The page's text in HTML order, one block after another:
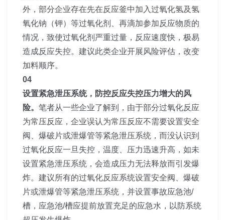
外，部分企业存在先在反应釜中加入过氧化氢及氢
氧化钠（钾）等过氧化剂、再滴加参加反应物质的
情况，致使过氧化剂严重过量，反应速度快，极易
造成反应失控。建议此类企业开展风险评估，改变
加料顺序。
04
设置紧急泄压系统，防控反应失控压力增大的风
险。 笔者从一些企业了解到，由于部分过氧化反应
为常压反应，企业误认为常压反应不需要设置安全
阀、爆破片或泄爆管等紧急泄压系统，而没认识到
过氧化反应一旦失控，温度、压力迅速升高，如未
设置紧急泄压系统，会造成压力无法释放而引发爆
炸。建议所有的过氧化反应系统设置安全阀、爆破
片或泄爆管等紧急泄压系统，并设置事故应急池/
槽，应急池/槽应提前放置充足的应急水，以防系统